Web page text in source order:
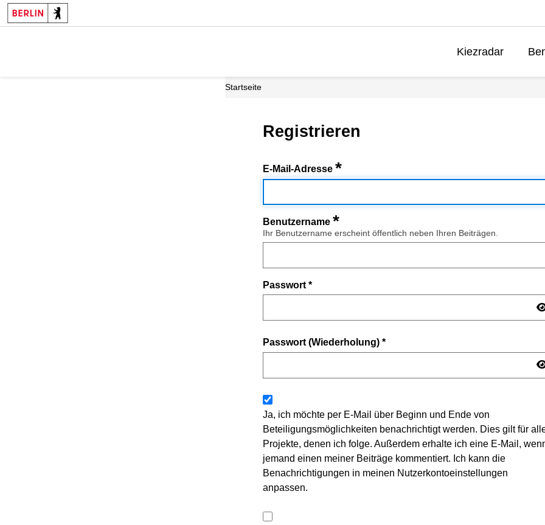
Kiezradar
Startseite
Registrieren
E-Mail-Adresse *
Benutzername *
Ihr Benutzername erscheint öffentlich neben Ihren Beiträgen.
Passwort *
Passwort (Wiederholung) *
Ja, ich möchte per E-Mail über Beginn und Ende von
Beteiligungsmöglichkeiten benachrichtigt werden. Dies gilt für
Projekte, denen ich folge. Außerdem erhalte ich eine E-Mail,
jemand einen meiner Beiträge kommentiert. Ich kann die
Benachrichtigungen in meinen Nutzerkontoeinstellungen
anpassen.